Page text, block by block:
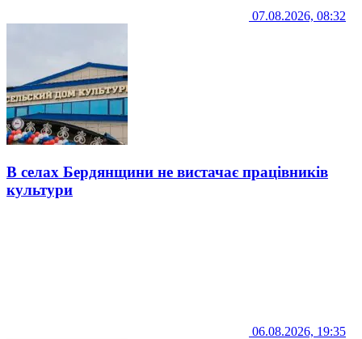
07.08.2026, 08:32
В селах Бердянщини не вистачає працівників
культури
06.08.2026, 19:35